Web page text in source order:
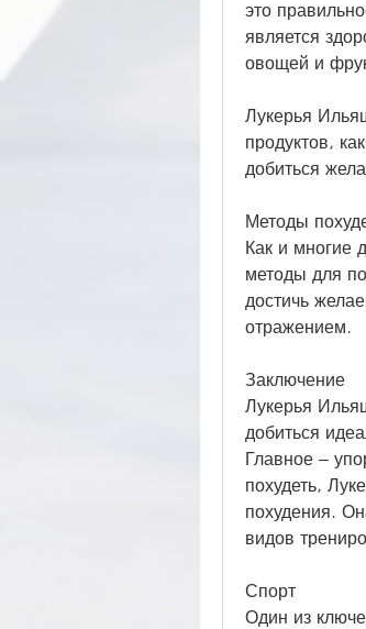
это
является
овощей и
Лукерья
продуктов,
добиться
Методы
Как и многие
методы для
достичь
отражением.
Заключение
Лукерья
добиться
Главное –
похудеть,
похудения.
видов
Спорт
Один из